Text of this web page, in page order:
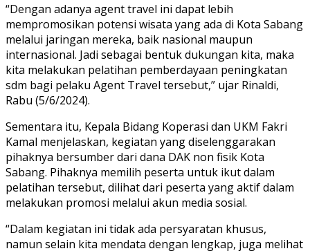
“Dengan adanya agent travel ini dapat lebih
mempromosikan potensi wisata yang ada di Kota Sabang
melalui jaringan mereka, baik nasional maupun
internasional. Jadi sebagai bentuk dukungan kita, maka
kita melakukan pelatihan pemberdayaan peningkatan
sdm bagi pelaku Agent Travel tersebut,” ujar Rinaldi,
Rabu (5/6/2024).
Sementara itu, Kepala Bidang Koperasi dan UKM Fakri
Kamal menjelaskan, kegiatan yang diselenggarakan
pihaknya bersumber dari dana DAK non fisik Kota
Sabang. Pihaknya memilih peserta untuk ikut dalam
pelatihan tersebut, dilihat dari peserta yang aktif dalam
melakukan promosi melalui akun media sosial.
“Dalam kegiatan ini tidak ada persyaratan khusus,
namun selain kita mendata dengan lengkap, juga melihat